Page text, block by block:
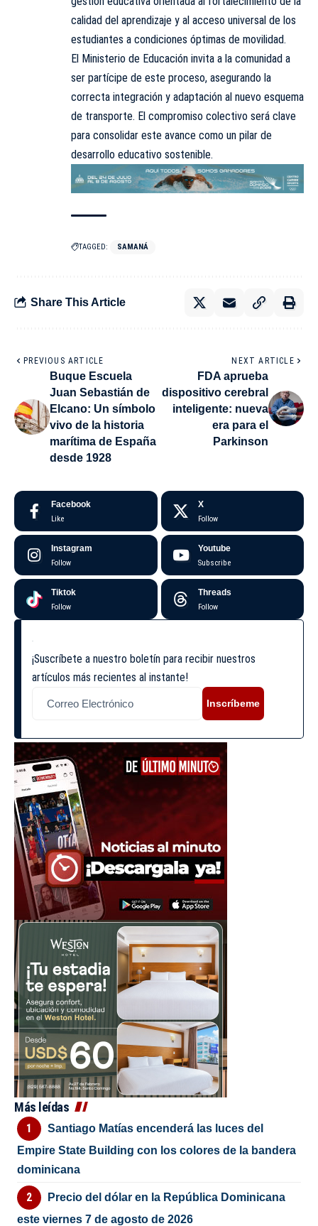
calidad del aprendizaje y al acceso universal de los
estudiantes a condiciones óptimas de movilidad.
El Ministerio de Educación invita a la comunidad a
ser partícipe de este proceso, asegurando la
correcta integración y adaptación al nuevo esquema
de transporte. El compromiso colectivo será clave
para consolidar este avance como un pilar de
desarrollo educativo sostenible.
TAGGED: SAMANÁ
Share This Article
PREVIOUS ARTICLE
Buque Escuela
Juan Sebastián de
Elcano: Un símbolo
vivo de la historia
marítima de España
desde 1928
NEXT ARTICLE
FDA aprueba
dispositivo cerebral
inteligente: nueva
era para el
Parkinson
Facebook
Like
X
Follow
Instagram
Follow
Youtube
Subscribe
Tiktok
Follow
Threads
Follow
¡Suscríbete a nuestro boletín para recibir nuestros
artículos más recientes al instante!
Inscríbeme
Más leídas
Santiago Matías encenderá las luces del
Empire State Building con los colores de la bandera
dominicana
Precio del dólar en la República Dominicana
este viernes 7 de agosto de 2026